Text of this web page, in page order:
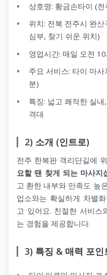
코스
상호명: 황금손타이 (
위치: 전북 전주시 완
심부, 찾기 쉬운 위치)
영업시간: 매일 오전
주요 서비스: 타이 마
분)
특징: 넓고 쾌적한 실
격대
2) 소개 (인트로)
전주 한복판 객리단길에
요할 땐 찾게 되는 마사지
고 환한 내부와 만족도 높
업소와는 확실하게 차별
고 있어요. 친절한 서비스
는 경험을 제공합니다.
3) 특징 & 매력 포인